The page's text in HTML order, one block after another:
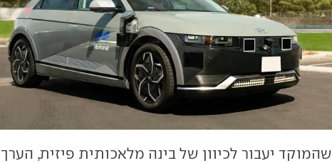
יעבור לכיוון של בינה מלאכותית פיזית, הערך